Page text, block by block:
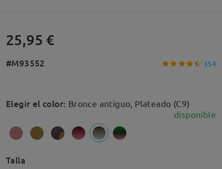
25,95 €
#M93552 354
Elegir el color: Bronce antiguo, Plateado (C9)
disponible
Talla